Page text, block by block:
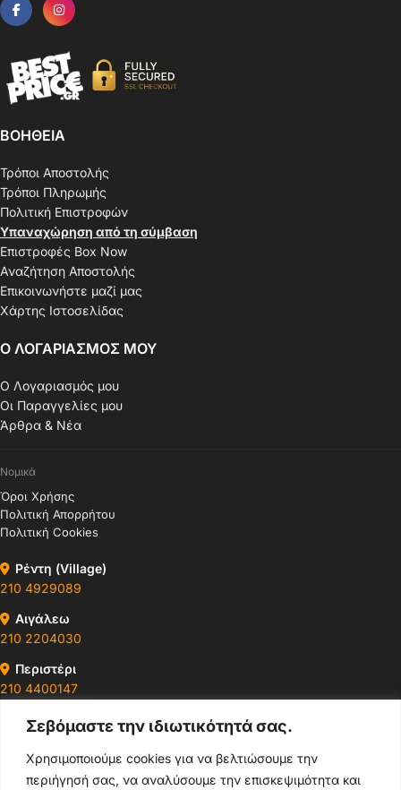
Σεβόμαστε την ιδιωτικότητά σας.
Χρησιμοποιούμε cookies για να βελτιώσουμε την
περιήγησή σας, να αναλύσουμε την επισκεψιμότητα και
ΒΟΗΘΕΙΑ
Τρόποι Αποστολής
Τρόποι Πληρωμής
Πολιτική Επιστροφών
Υπαναχώρηση από τη σύμβαση
Επιστροφές Box Now
Αναζήτηση Αποστολής
Επικοινωνήστε μαζί μας
Χάρτης Ιστοσελίδας
Ο ΛΟΓΑΡΙΑΣΜΟΣ ΜΟΥ
Ο Λογαριασμός μου
Οι Παραγγελίες μου
Άρθρα & Νέα
Νομικά
Όροι Χρήσης
Πολιτική Απορρήτου
Πολιτική Cookies
Ρέντη (Village)
210 4929089
Αιγάλεω
210 2204030
Περιστέρι
210 4400147
Ωράρια & Διευθύνσεις →